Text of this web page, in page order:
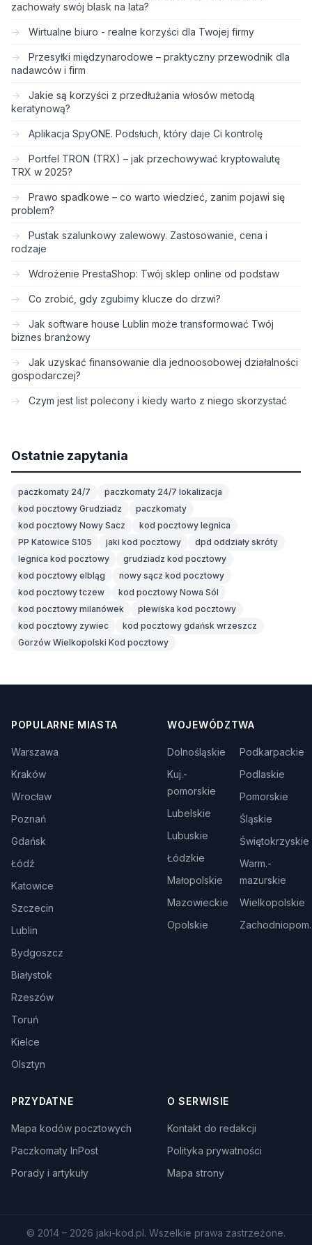
zachowały swój blask na lata?
Wirtualne biuro - realne korzyści dla Twojej firmy
Przesyłki międzynarodowe – praktyczny przewodnik dla
nadawców i firm
Jakie są korzyści z przedłużania włosów metodą
keratynową?
Aplikacja SpyONE. Podsłuch, który daje Ci kontrolę
Portfel TRON (TRX) – jak przechowywać kryptowalutę
TRX w 2025?
Prawo spadkowe – co warto wiedzieć, zanim pojawi się
problem?
Pustak szalunkowy zalewowy. Zastosowanie, cena i
rodzaje
Wdrożenie PrestaShop: Twój sklep online od podstaw
Co zrobić, gdy zgubimy klucze do drzwi?
Jak software house Lublin może transformować Twój
biznes branżowy
Jak uzyskać finansowanie dla jednoosobowej działalności
gospodarczej?
Czym jest list polecony i kiedy warto z niego skorzystać
Ostatnie zapytania
paczkomaty 24/7
paczkomaty 24/7 lokalizacja
kod pocztowy Grudziadz
paczkomaty
kod pocztowy Nowy Sacz
kod pocztowy legnica
PP Katowice S105
jaki kod pocztowy
dpd oddziały skróty
legnica kod pocztowy
grudziadz kod pocztowy
kod pocztowy elbląg
nowy sącz kod pocztowy
kod pocztowy tczew
kod pocztowy Nowa Sól
kod pocztowy milanówek
plewiska kod pocztowy
kod pocztowy zywiec
kod pocztowy gdańsk wrzeszcz
Gorzów Wielkopolski Kod pocztowy
POPULARNE MIASTA
Warszawa
Kraków
Wrocław
Poznań
Gdańsk
Łódź
Katowice
Szczecin
Lublin
Bydgoszcz
Białystok
Rzeszów
Toruń
Kielce
Olsztyn
WOJEWÓDZTWA
Dolnośląskie
Kuj.-
pomorskie
Lubelskie
Lubuskie
Łódzkie
Małopolskie
Mazowieckie
Opolskie
Podkarpackie
Podlaskie
Pomorskie
Śląskie
Świętokrzyskie
Warm.-
mazurskie
Wielkopolskie
Zachodniopom.
PRZYDATNE
Mapa kodów pocztowych
Paczkomaty InPost
Porady i artykuły
O SERWISIE
Kontakt do redakcji
Polityka prywatności
Mapa strony
© 2014 – 2026 jaki-kod.pl. Wszelkie prawa zastrzeżone.